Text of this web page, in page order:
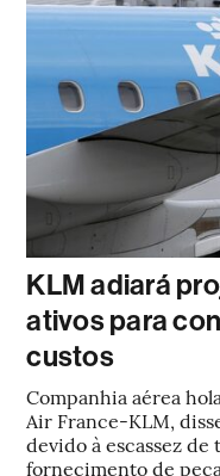
KLM adiará
ativos para
custos
Companhia aérea
Air France-KLM,
devido à escassez
fornecimento de